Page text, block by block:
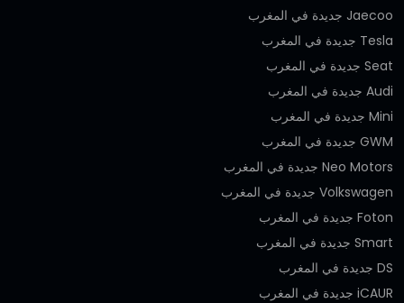
Jaecoo جديدة في المغرب
Tesla جديدة في المغرب
Seat جديدة في المغرب
Audi جديدة في المغرب
Mini جديدة في المغرب
GWM جديدة في المغرب
Neo Motors جديدة في المغرب
Volkswagen جديدة في المغرب
Foton جديدة في المغرب
Smart جديدة في المغرب
DS جديدة في المغرب
iCAUR جديدة في المغرب